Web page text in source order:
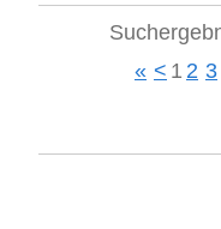
« < 1 2 3